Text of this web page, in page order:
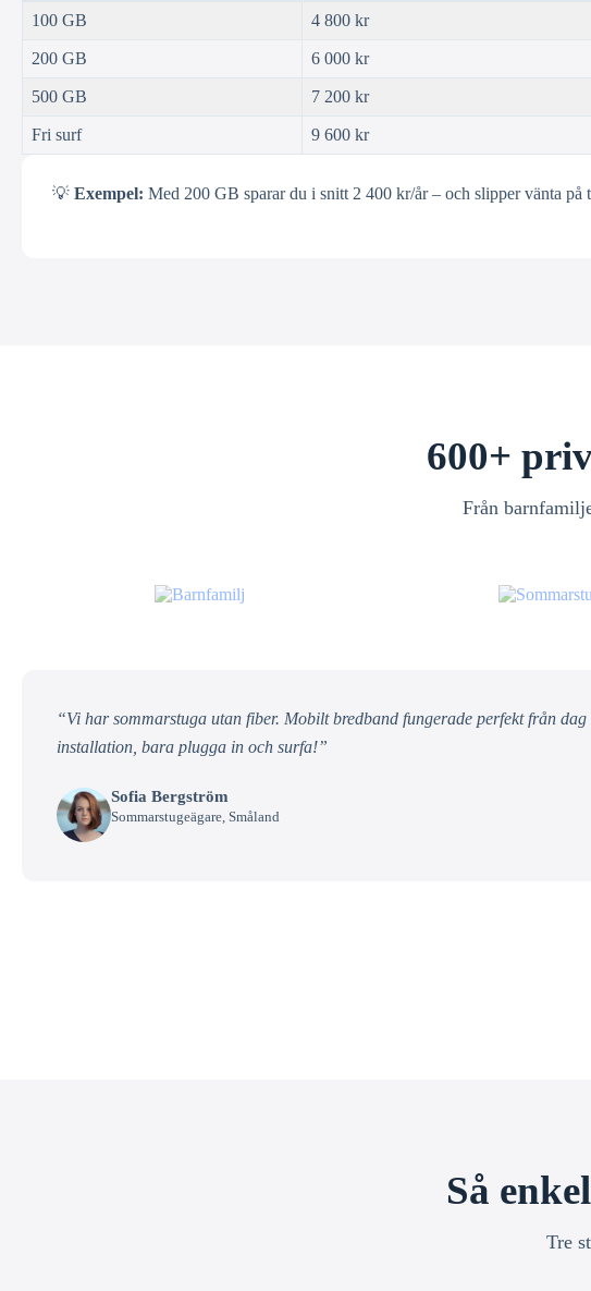
100 GB 4 800 kr
200 GB 6 000 kr
500 GB 7 200 kr
Fri surf 9 600 kr
💡 Exempel: Med 200 GB sparar du i snitt 2 400 kr/år – och slipper vänta på
600+
Från
“Vi har sommarstuga utan fiber. Mobilt bredband fungerade perfekt från dag
installation, bara plugga in och surfa!”
Sofia Bergström
Sommarstugeägare, Småland
Så
Tre